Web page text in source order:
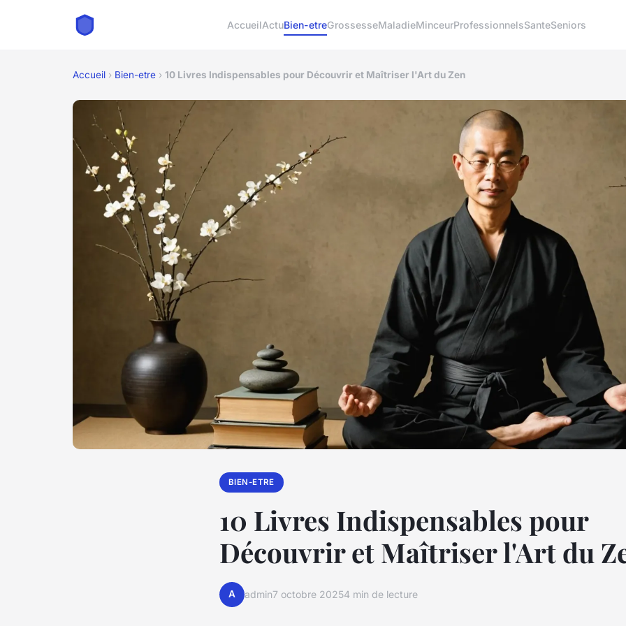
AccueilActuBien-etreGrossesseMaladieMinceurProfessionnelsSanteSeniors
Accueil › Bien-etre › 10 Livres Indispensables pour Découvrir et Maîtriser l'Art du Zen
BIEN-ETRE
10 Livres Indispensables pour
Découvrir et Maîtriser l'Art du
A admin7 octobre 20254 min de lecture